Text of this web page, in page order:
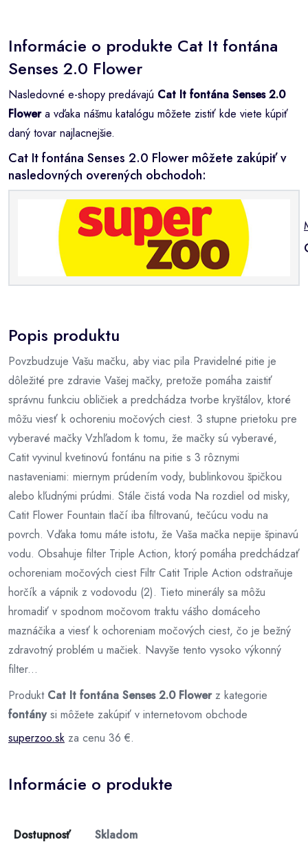
Informácie o produkte Cat It fontána
Senses 2.0 Flower
Nasledovné e-shopy predávajú Cat It fontána Senses 2.0
Flowera vďaka nášmu katalógu môžete zistiť kde viete kúpiť
daný tovar najlacnejšie.
Cat It fontána Senses 2.0 Flower môžete zakúpiť v
nasledovných overených obchodoh:
Popis produktu
Povzbudzuje Vašu mačku, aby viac pila Pravidelné pitie je
dôležité pre zdravie Vašej mačky, pretože pomáha zaistiť
správnu funkciu obličiek a predchádza tvorbe kryštálov, ktoré
môžu viesť k ochoreniu močových ciest. 3 stupne prietoku pre
vyberavé mačky Vzhľadom k tomu, že mačky sú vyberavé,
Catit vyvinul kvetinovú fontánu na pitie s 3 rôznymi
nastaveniami: miernym prúdením vody, bublinkovou špičkou
alebo kľudnými prúdmi. Stále čistá voda Na rozdiel od misky,
Catit Flower Fountain tlačí iba filtrovanú, tečúcu vodu na
povrch. Vďaka tomu máte istotu, že Vaša mačka nepije špinavú
vodu. Obsahuje filter Triple Action, ktorý pomáha predchádzať
ochoreniam močových ciest Filtr Catit Triple Action odstraňuje
horčík a vápnik z vodovodu (2). Tieto minerály sa môžu
hromadiť v spodnom močovom traktu vášho domáceho
maznáčika a viesť k ochoreniam močových ciest, čo je bežný
zdravotný problém u mačiek. Navyše tento vysoko výkonný
filter...
Produkt Cat It fontána Senses 2.0 Flowerz kategorie
fontánysi môžete zakúpiť v internetovom obchode
superzoo.sk za cenu 36 €.
Informácie o produkte
Dostupnosť Skladom